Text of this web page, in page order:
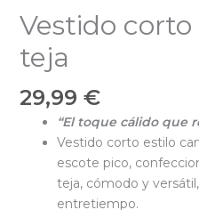
Vestido
teja
29,99 €
“El toque cálido que
Vestido corto estilo
escote pico,
teja, cómodo y
entretiempo.